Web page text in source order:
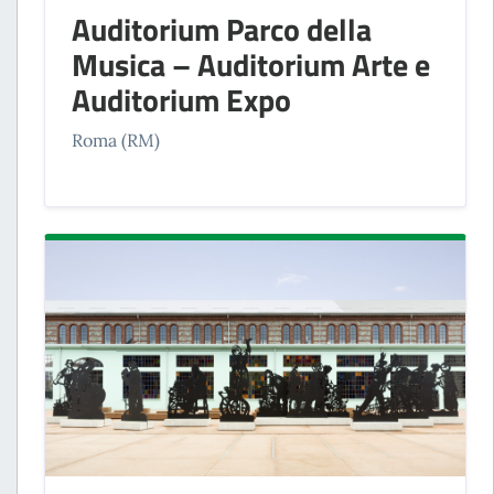
Auditorium Parco della
Musica – Auditorium Arte e
Auditorium Expo
Roma (RM)